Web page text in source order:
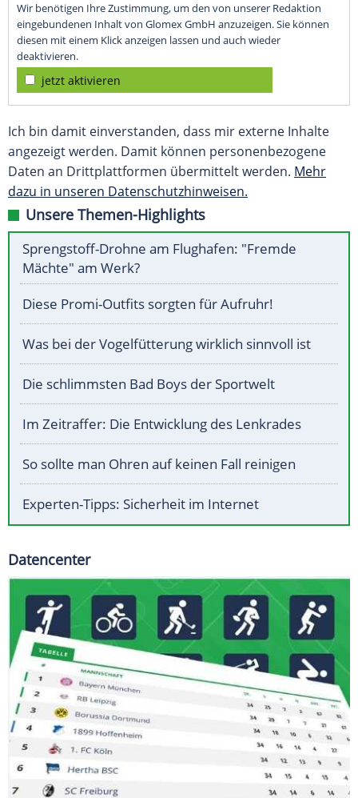
Wir benötigen Ihre Zustimmung, um den von unserer Redaktion
eingebundenen Inhalt von Glomex GmbH anzuzeigen. Sie können
diesen mit einem Klick anzeigen lassen und auch wieder
deaktivieren.
jetzt aktivieren
Ich bin damit einverstanden, dass mir externe Inhalte
angezeigt werden. Damit können personenbezogene
Daten an Drittplattformen übermittelt werden. Mehr
dazu in unseren Datenschutzhinweisen.
Unsere Themen-Highlights
Sprengstoff-Drohne am Flughafen: "Fremde
Mächte" am Werk?
Diese Promi-Outfits sorgten für Aufruhr!
Was bei der Vogelfütterung wirklich sinnvoll ist
Die schlimmsten Bad Boys der Sportwelt
Im Zeitraffer: Die Entwicklung des Lenkrades
So sollte man Ohren auf keinen Fall reinigen
Experten-Tipps: Sicherheit im Internet
Datencenter